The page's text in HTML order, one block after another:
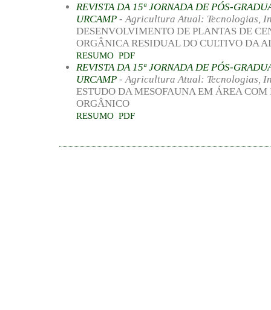
REVISTA DA 15ª JORNADA DE PÓS-
URCAMP - Agricultura Atual: Tecnologias,
DESENVOLVIMENTO DE PLANTAS DE
ORGÂNICA RESIDUAL DO CULTIVO DA
RESUMO PDF
REVISTA DA 15ª JORNADA DE PÓS-
URCAMP - Agricultura Atual: Tecnologias,
ESTUDO DA MESOFAUNA EM ÁREA
ORGÂNICO
RESUMO PDF